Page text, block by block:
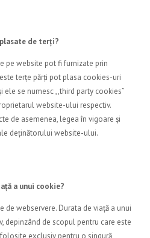
de terți?
pe website pot fi furnizate prin
terțe părți pot plasa cookies-uri
se numesc ,,third party cookies”
website-ului respectiv.
de asemenea, legea în vigoare și
deținătorului website-ului.
a unui cookie?
webservere. Durata de viață a unui
depinzând de scopul pentru care este
exclusiv pentru o singură